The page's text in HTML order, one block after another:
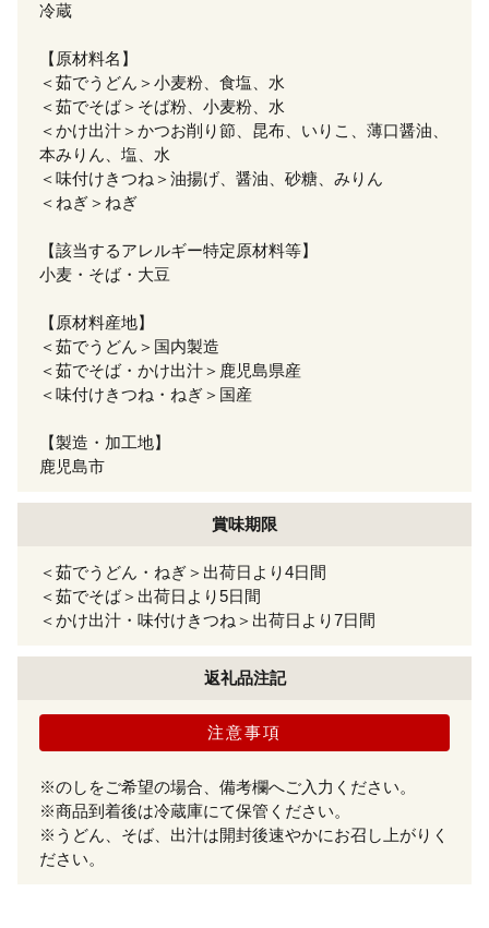
冷蔵
【原材料名】
＜茹でうどん＞小麦粉、食塩、水
＜茹でそば＞そば粉、小麦粉、水
＜かけ出汁＞かつお削り節、昆布、いりこ、薄口醤油、
本みりん、塩、水
＜味付けきつね＞油揚げ、醤油、砂糖、みりん
＜ねぎ＞ねぎ
【該当するアレルギー特定原材料等】
小麦・そば・大豆
【原材料産地】
＜茹でうどん＞国内製造
＜茹でそば・かけ出汁＞鹿児島県産
＜味付けきつね・ねぎ＞国産
【製造・加工地】
鹿児島市
賞味期限
＜茹でうどん・ねぎ＞出荷日より4日間
＜茹でそば＞出荷日より5日間
＜かけ出汁・味付けきつね＞出荷日より7日間
返礼品注記
注意事項
※のしをご希望の場合、備考欄へご入力ください。
※商品到着後は冷蔵庫にて保管ください。
※うどん、そば、出汁は開封後速やかにお召し上がりく
ださい。